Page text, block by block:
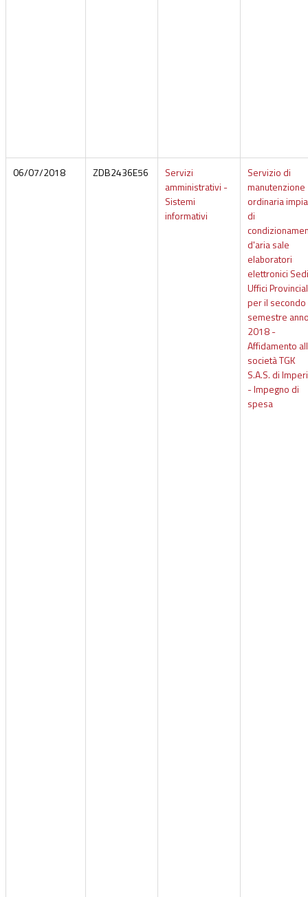
06/07/2018 ZDB2436E56
Servizi
amministrativi -
Sistemi
informativi
Servizio di
manutenzione
ordinaria
di
d'aria sale
elaboratori
elettronici Sedi
Uffici
per il secondo
semestre
2018 -
Affidamento
società TGK
S.A.S. di
- Impegno di
spesa